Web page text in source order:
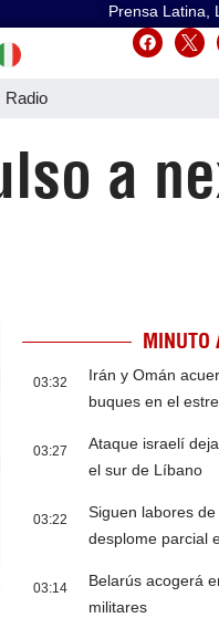
Prensa Latina,
Radio
a
MINUTO
03:32
Irán y Omán
buques en el
03:27
Ataque israelí
el sur de Líbano
03:22
Siguen labores
desplome parcial
03:14
Belarús acogerá
militares